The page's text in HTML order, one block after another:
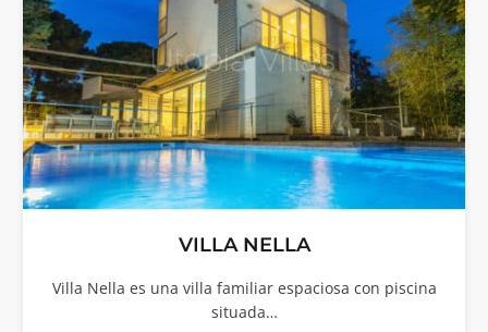
VILLA NELLA
Villa Nella es una villa familiar espaciosa con piscina
situada…